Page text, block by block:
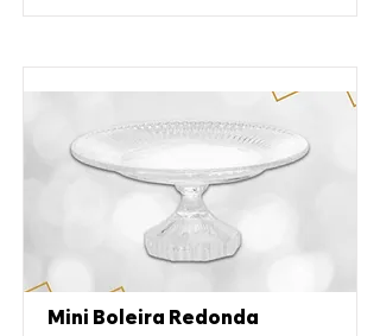
Mini Boleira Redonda